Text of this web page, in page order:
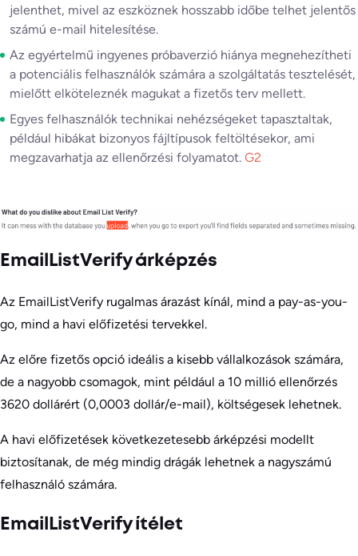
jelenthet, mivel az eszköznek hosszabb időbe telhet jelentős
számú e-mail hitelesítése.
Az egyértelmű ingyenes próbaverzió hiánya megnehezítheti
a potenciális felhasználók számára a szolgáltatás tesztelését,
mielőtt elköteleznék magukat a fizetős terv mellett.
Egyes felhasználók technikai nehézségeket tapasztaltak,
például hibákat bizonyos fájltípusok feltöltésekor, ami
megzavarhatja az ellenőrzési folyamatot. G2
EmailListVerify árképzés
Az EmailListVerify rugalmas árazást kínál, mind a pay-as-you-
go, mind a havi előfizetési tervekkel.
Az előre fizetős opció ideális a kisebb vállalkozások számára,
de a nagyobb csomagok, mint például a 10 millió ellenőrzés
3620 dollárért (0,0003 dollár/e-mail), költségesek lehetnek.
A havi előfizetések következetesebb árképzési modellt
biztosítanak, de még mindig drágák lehetnek a nagyszámú
felhasználó számára.
EmailListVerify ítélet